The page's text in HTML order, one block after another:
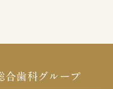
合歯科グループ